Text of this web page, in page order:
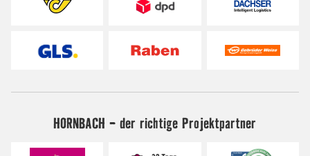
HORNBACH - der richtige Projektpartner